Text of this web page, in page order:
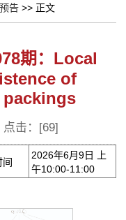
告 >> 正文
期：Local
of
点击：[69]
间
2026年6月9日 上
午10:00-11:00